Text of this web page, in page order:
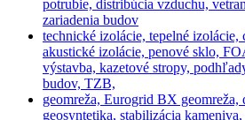
potrubie, distribúcia vzduchu,
zariadenia budov
technické izolácie, tepelné izolácie,
akustické izolácie, penové sklo,
výstavba, kazetové stropy,
budov, TZB,
geomreža, Eurogrid BX geomreža,
geosyntetika, stabilizácia